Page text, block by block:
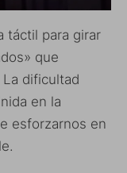
táctil para girar
que
dificultad
en la
esforzarnos en